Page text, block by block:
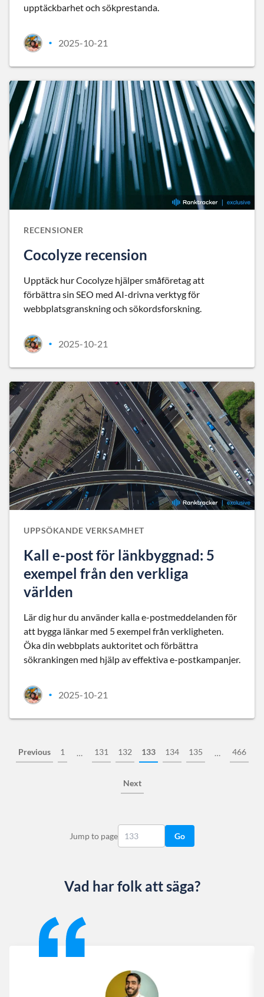
upptäckbarhet och sökprestanda.
• 2025-10-21
RECENSIONER
Cocolyze recension
Upptäck hur Cocolyze hjälper småföretag att
förbättra sin SEO med AI-drivna verktyg för
webbplatsgranskning och sökordsforskning.
• 2025-10-21
UPPSÖKANDE VERKSAMHET
Kall e-post för länkbyggnad: 5
exempel från den verkliga
världen
Lär dig hur du använder kalla e-postmeddelanden för
att bygga länkar med 5 exempel från verkligheten.
Öka din webbplats auktoritet och förbättra
sökrankingen med hjälp av effektiva e-postkampanjer.
• 2025-10-21
Previous 1 … 131 132 133 134 135 … 466
Next
Jump to page Go
Vad har folk att säga?